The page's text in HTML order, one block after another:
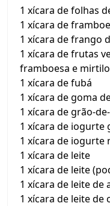
1 xícara de folhas
1 xícara de
1 xícara de frango
1 xícara de frutas
framboesa e
1 xícara de fubá
1 xícara de goma
1 xícara de grão-
1 xícara de iogurte
1 xícara de iogurte
1 xícara de leite
1 xícara de leite
1 xícara de leite de
1 xícara de leite de